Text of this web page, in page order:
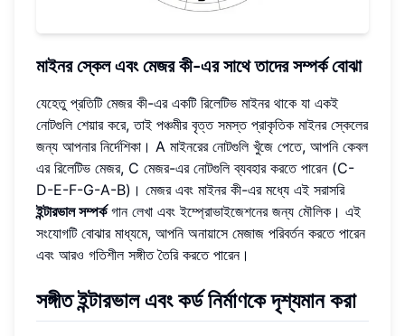
মাইনর স্কেল এবং মেজর কী-এর সাথে তাদের সম্পর্ক বোঝা
যেহেতু প্রতিটি মেজর কী-এর একটি রিলেটিভ মাইনর থাকে যা একই
নোটগুলি শেয়ার করে, তাই পঞ্চমীর বৃত্ত সমস্ত প্রাকৃতিক মাইনর স্কেলের
জন্য আপনার নির্দেশিকা। A মাইনরের নোটগুলি খুঁজে পেতে, আপনি কেবল
এর রিলেটিভ মেজর, C মেজর-এর নোটগুলি ব্যবহার করতে পারেন (C-
D-E-F-G-A-B)। মেজর এবং মাইনর কী-এর মধ্যে এই সরাসরি
ইন্টারভাল সম্পর্কগান লেখা এবং ইম্প্রোভাইজেশনের জন্য মৌলিক। এই
সংযোগটি বোঝার মাধ্যমে, আপনি অনায়াসে মেজাজ পরিবর্তন করতে পারেন
এবং আরও গতিশীল সঙ্গীত তৈরি করতে পারেন।
সঙ্গীত ইন্টারভাল এবং কর্ড নির্মাণকে দৃশ্যমান করা